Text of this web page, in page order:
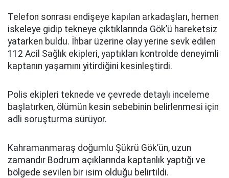
Telefon sonrası endişeye kapılan arkadaşları, hemen
iskeleye gidip tekneye çıktıklarında Gök’ü hareketsiz
yatarken buldu. İhbar üzerine olay yerine sevk edilen
112 Acil Sağlık ekipleri, yaptıkları kontrolde deneyimli
kaptanın yaşamını yitirdiğini kesinleştirdi.
Polis ekipleri teknede ve çevrede detaylı inceleme
başlatırken, ölümün kesin sebebinin belirlenmesi için
adli soruşturma sürüyor.
Kahramanmaraş doğumlu Şükrü Gök’ün, uzun
zamandır Bodrum açıklarında kaptanlık yaptığı ve
bölgede sevilen bir isim olduğu belirtildi.